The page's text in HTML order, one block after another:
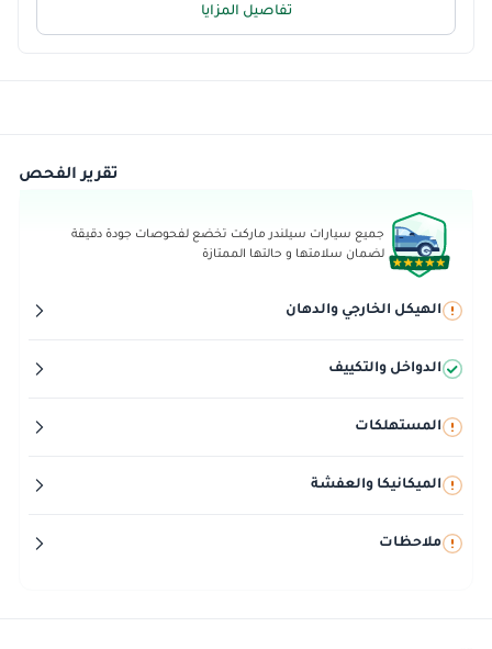
تفاصيل المزايا
تقرير الفحص
جميع سيارات سيلندر ماركت تخضع لفحوصات جودة دقيقة
لضمان سلامتها و حالتها الممتازة
الهيكل الخارجي والدهان
الدواخل والتكييف
المستهلكات
الميكانيكا والعفشة
ملاحظات